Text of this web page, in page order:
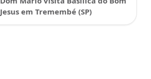
Jesus em Tremembé (SP)